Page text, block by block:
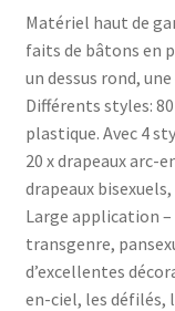
Matériel haut de
faits de bâtons en
un dessus rond,
Différents styles:
plastique. Avec 4
20 x drapeaux arc-
drapeaux
Large application
transgenre,
d’excellentes
en-ciel, les défilés,